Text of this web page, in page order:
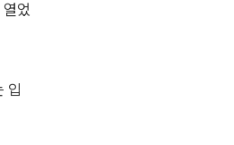
었
입